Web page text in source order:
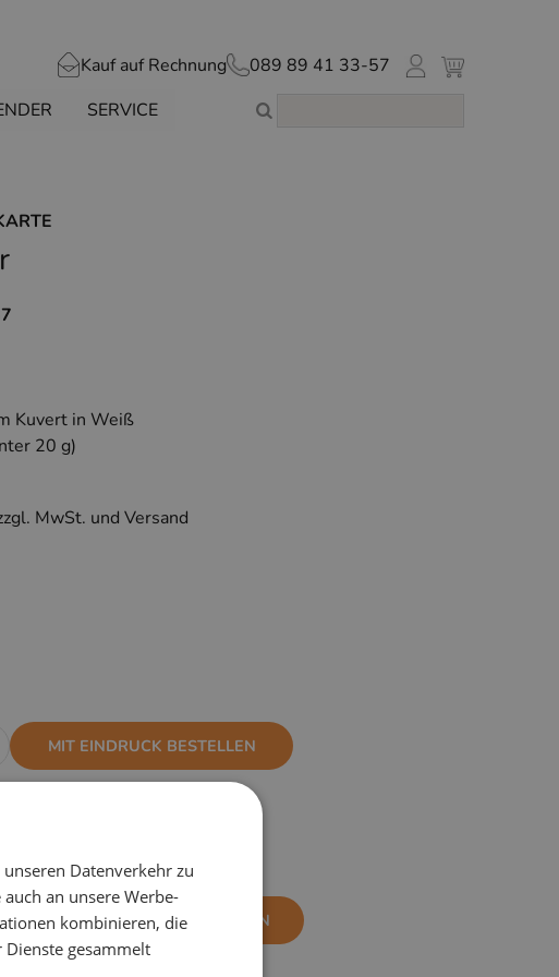
Kauf auf Rechnung
089 89 41 33-57
SERVICE
Kuvert in Weiß
20 g)
MwSt. und Versand
MIT EINDRUCK BESTELLEN
OHNE EINDRUCK BESTELLEN
Datenverkehr zu
an unsere Werbe-
kombinieren, die
gesammelt